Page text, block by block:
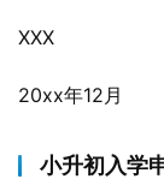
XXX
20xx年12月
小升初入学